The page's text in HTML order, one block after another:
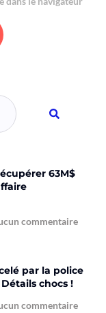
63M$
commentaire
par la police
chocs !
commentaire